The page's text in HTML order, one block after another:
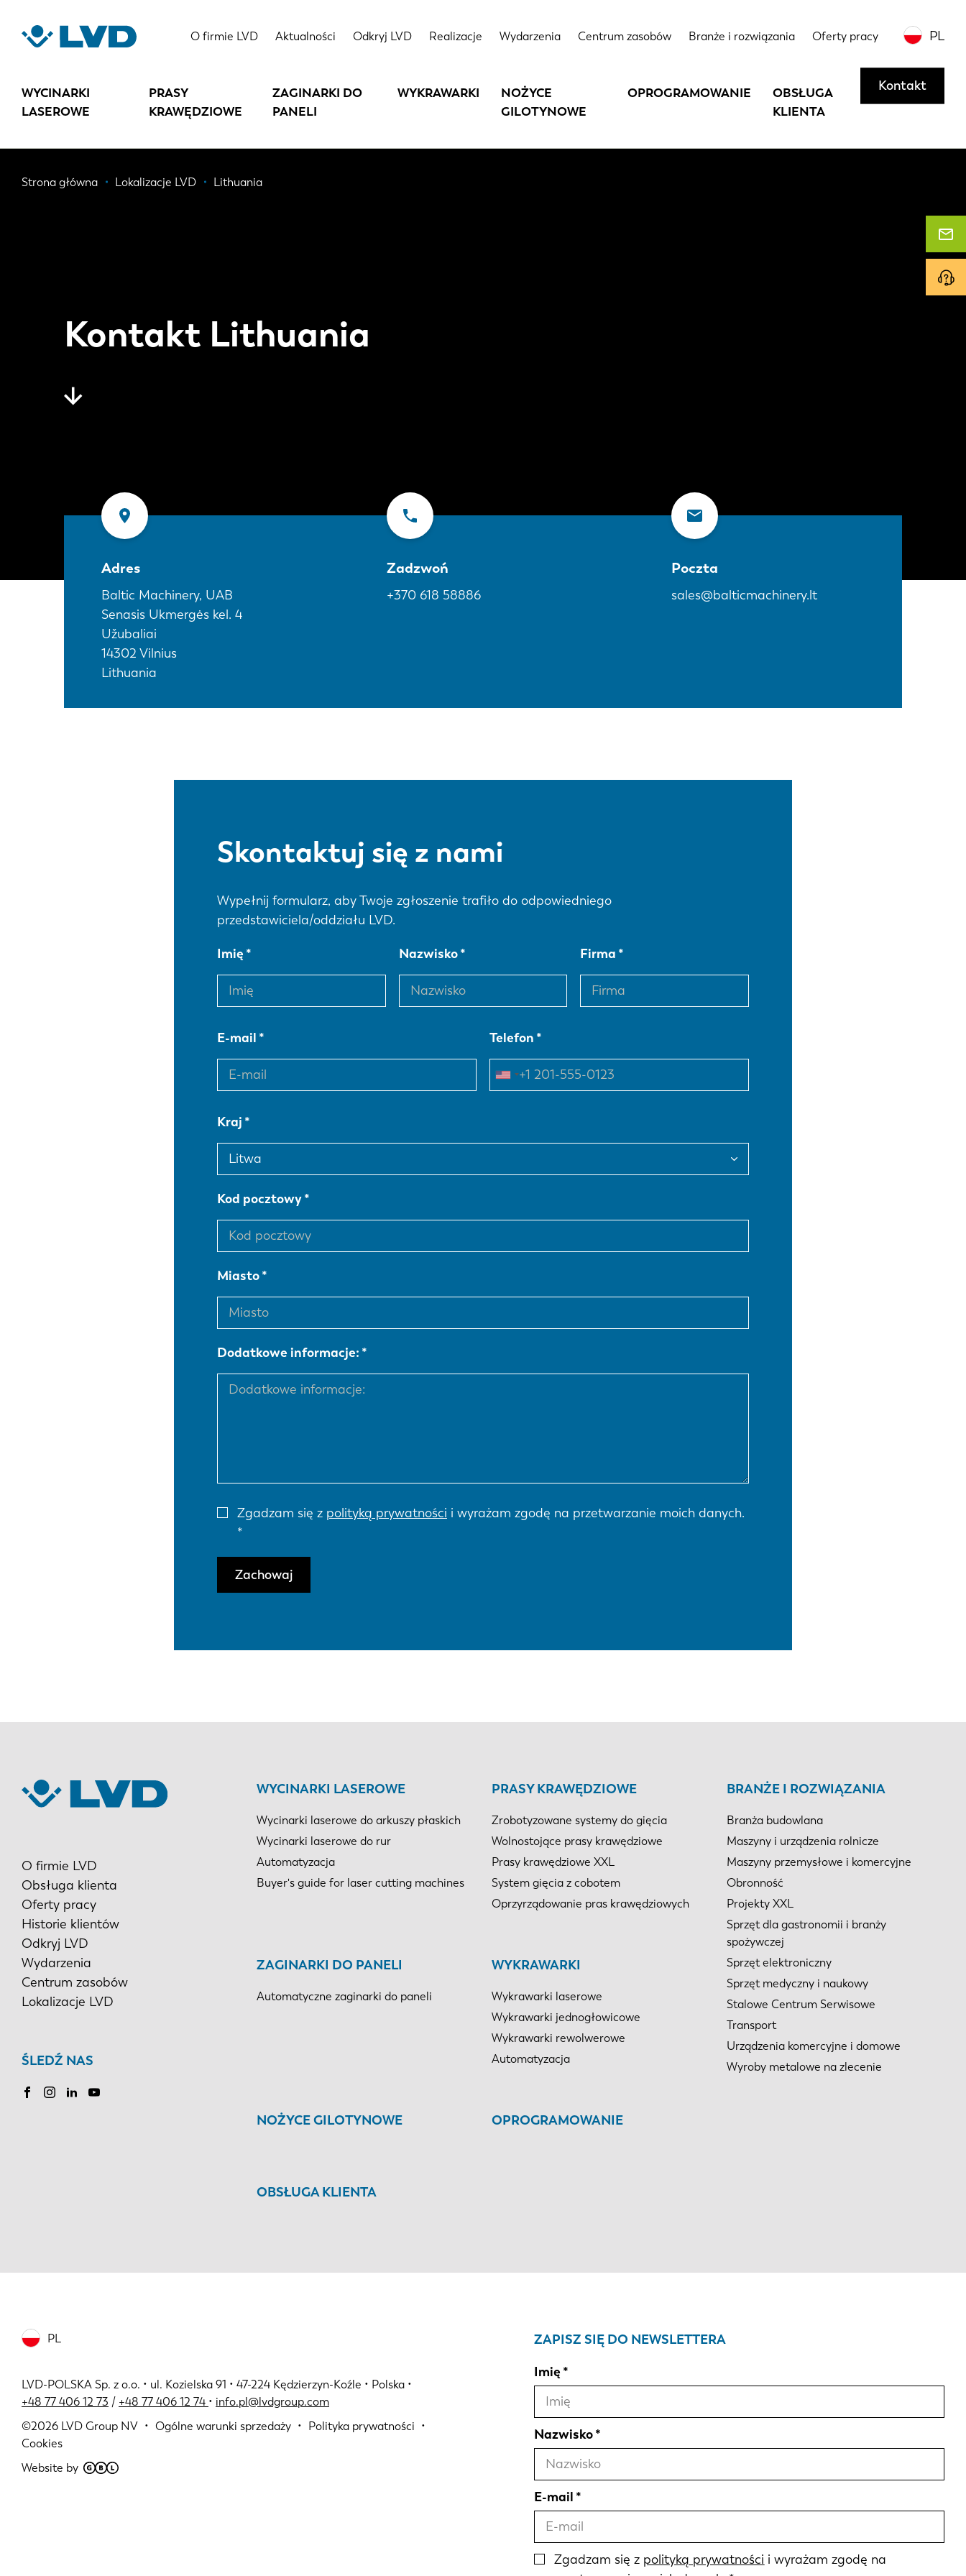
treści
O firmie LVD Aktualności Odkryj LVD Realizacje Wydarzenia Centrum zasobów Branże i rozwiązania Oferty pracy PL
WYCINARKI
LASEROWE
PRASY
KRAWĘDZIOWE
ZAGINARKI DO
PANELI
WYKRAWARKI
NOŻYCE
GILOTYNOWE
OPROGRAMOWANIE
OBSŁUGA
KLIENTA
Kontakt
Ścieżka
Strona główna Lokalizacje LVD Lithuania
Kontakt Lithuania
Adres
Baltic Machinery, UAB
Senasis Ukmergės kel. 4
Užubaliai
14302 Vilnius
Lithuania
Zadzwoń
+370 618 58886
Poczta
sales@balticmachinery.lt
Skontaktuj się z nami
Wypełnij formularz, aby Twoje zgłoszenie trafiło do odpowiedniego
przedstawiciela/oddziału LVD.
Imię Nazwisko Firma
E-mail Telefon
Kraj
Kod pocztowy
Miasto
Dodatkowe informacje:
Zgadzam się z polityką prywatności i wyrażam zgodę na przetwarzanie moich danych.
Zachowaj
O firmie LVD
Obsługa klienta
Oferty pracy
Historie klientów
Odkryj LVD
Wydarzenia
Centrum zasobów
Lokalizacje LVD
ŚLEDŹ NAS
WYCINARKI LASEROWE
Wycinarki laserowe do arkuszy płaskich
Wycinarki laserowe do rur
Automatyzacja
Buyer's guide for laser cutting machines
PRASY KRAWĘDZIOWE
Zrobotyzowane systemy do gięcia
Wolnostojące prasy krawędziowe
Prasy krawędziowe XXL
System gięcia z cobotem
Oprzyrządowanie pras krawędziowych
ZAGINARKI DO PANELI
Automatyczne zaginarki do paneli
WYKRAWARKI
Wykrawarki laserowe
Wykrawarki jednogłowicowe
Wykrawarki rewolwerowe
Automatyzacja
NOŻYCE GILOTYNOWE OPROGRAMOWANIE
OBSŁUGA KLIENTA
BRANŻE I ROZWIĄZANIA
Branża budowlana
Maszyny i urządzenia rolnicze
Maszyny przemysłowe i komercyjne
Obronność
Projekty XXL
Sprzęt dla gastronomii i branży
spożywczej
Sprzęt elektroniczny
Sprzęt medyczny i naukowy
Stalowe Centrum Serwisowe
Transport
Urządzenia komercyjne i domowe
Wyroby metalowe na zlecenie
PL
EN
LVD-POLSKA Sp. z o.o. • ul. Kozielska 91 • 47-224 Kędzierzyn-Koźle • Polska •
+48 77 406 12 73 / +48 77 406 12 74 • info.pl@lvdgroup.com
©2026 LVD Group NV Ogólne warunki sprzedaży
Polityka prywatności
Cookies
Website by
ZAPISZ SIĘ DO NEWSLETTERA
Imię
Nazwisko
E-mail
Zgadzam się z polityką prywatności i wyrażam zgodę na